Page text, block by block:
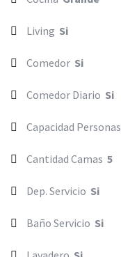
Living Si
Comedor Si
Comedor Diario Si
Capacidad Personas
Cantidad Camas 5
Dep. Servicio Si
Baño Servicio Si